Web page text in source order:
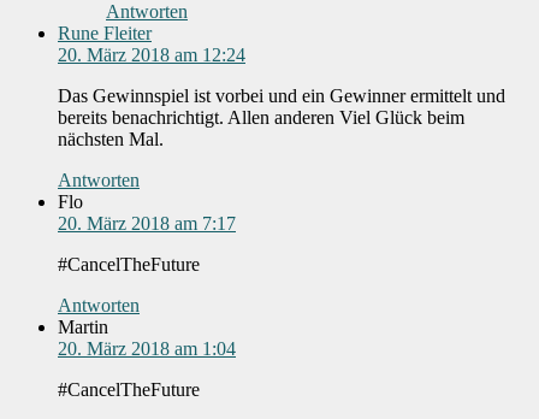
Antworten
Rune Fleiter
20. März 2018 am 12:24
Das Gewinnspiel ist vorbei und ein Gewinner ermittelt und
bereits benachrichtigt. Allen anderen Viel Glück beim
nächsten Mal.
Antworten
Flo
20. März 2018 am 7:17
#CancelTheFuture
Antworten
Martin
20. März 2018 am 1:04
#CancelTheFuture